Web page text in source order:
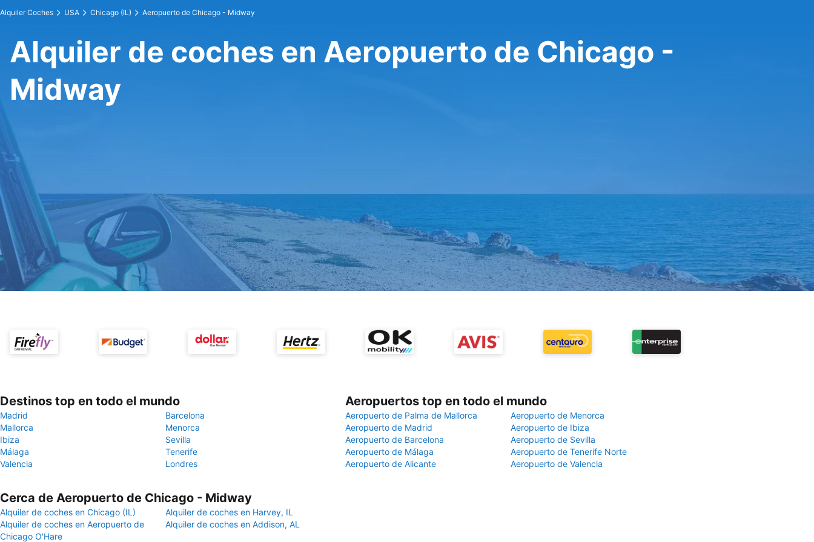
Alquiler Coches USA Chicago (IL) Aeropuerto de Chicago - Midway
Alquiler de coches en Aeropuerto de Chicago -
Midway
Destinos top en todo el mundo
Madrid
Barcelona
Mallorca
Menorca
Ibiza
Sevilla
Málaga
Tenerife
Valencia
Londres
Aeropuertos top en todo el mundo
Aeropuerto de Palma de Mallorca
Aeropuerto de Menorca
Aeropuerto de Madrid
Aeropuerto de Ibiza
Aeropuerto de Barcelona
Aeropuerto de Sevilla
Aeropuerto de Málaga
Aeropuerto de Tenerife Norte
Aeropuerto de Alicante
Aeropuerto de Valencia
Cerca de Aeropuerto de Chicago - Midway
Alquiler de coches en Chicago (IL)
Alquiler de coches en Harvey, IL
Alquiler de coches en Aeropuerto de
Chicago O'Hare
Alquiler de coches en Addison, AL